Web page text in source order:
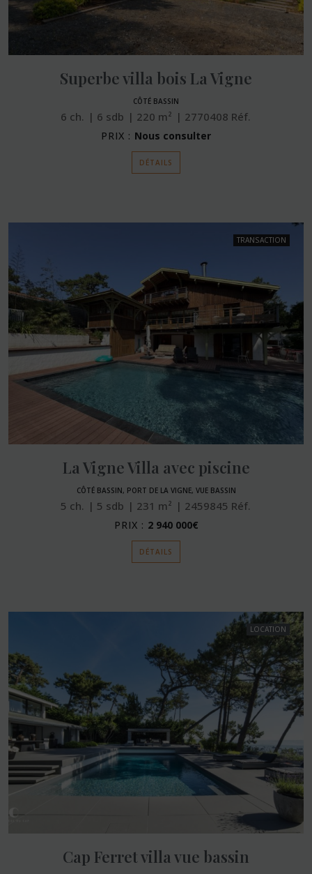
Superbe villa bois La Vigne
CÔTÉ BASSIN
6 ch. 6 sdb 220 m² 2770408 Réf.
PRIX : Nous consulter
DÉTAILS
TRANSACTION
La Vigne Villa avec piscine
CÔTÉ BASSIN, PORT DE LA VIGNE, VUE BASSIN
5 ch. 5 sdb 231 m² 2459845 Réf.
PRIX : 2 940 000€
DÉTAILS
LOCATION
Cap Ferret villa vue bassin